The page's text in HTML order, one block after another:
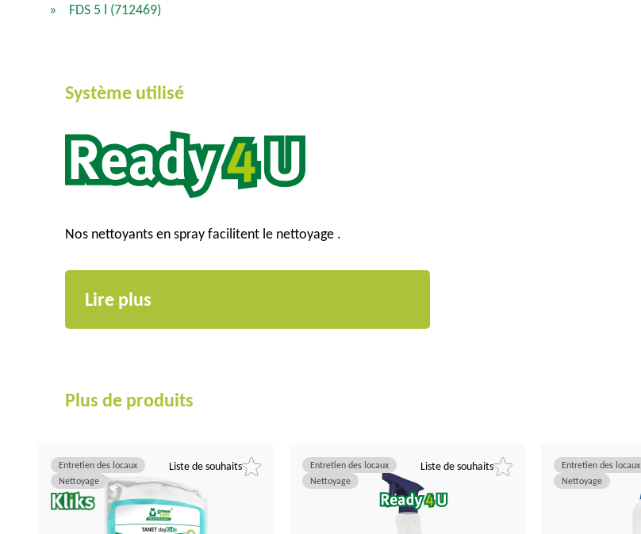
FDS 5 l (712469)
Système utilisé
Nos nettoyants en spray facilitent le nettoyage .
Lire plus
Plus de produits
Liste de souhaits
Entretien des locaux
Nettoyage
Liste de souhaits
Entretien des locaux
Nettoyage
Entretien des locaux
Nettoyage